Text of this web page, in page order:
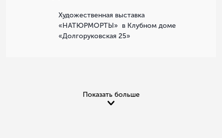
Художественная выставка
«НАТЮРМОРТЫ» в Клубном доме
«Долгоруковская 25»
Показать больше